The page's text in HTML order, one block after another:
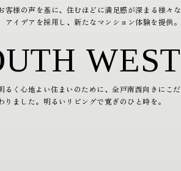
客様の声を基に、住むほどに満足感が深まる様々な
アイデアを採用し、新たなマンション体験を提供。
WEST
るく心地よい住まいのために、全戸南西向きにこだ
りました。明るいリビングで寛ぎのひと時を。